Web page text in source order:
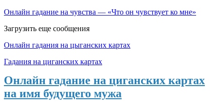
Онлайн гадание на чувства — «Что он чувствует ко мне»
Загрузить еще сообщения
Онлайн гадания на цыганских картах
Гадания на циганских картах
Онлайн гадание на циганских картах
на имя будущего мужа